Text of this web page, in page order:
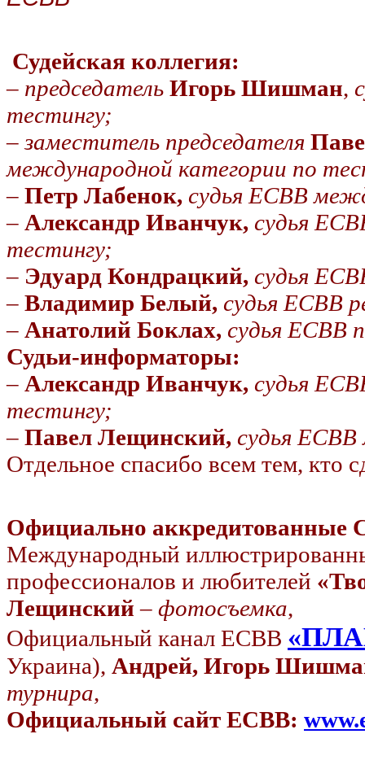
Судейская коллегия:
– председатель Игорь Шишман,
тестингу;
–заместитель председателя
международной категории по
– Петр Лабенок, судья ЕСВВ
– Александр Иванчук, судья
тестингу;
– Эдуард Кондрацкий, судья
– Владимир Белый, судья ЕСВВ
– Анатолий Боклах, судья ЕСВВ
Судьи-информаторы:
– Александр Иванчук, судья
тестингу;
– Павел Лещинский, судья ЕСВВ
Отдельное спасибо всем тем, кто
Официально
Международный
профессионалов и любителей
Лещинский – фотосъемка,
Официальный канал ЕСВВ
Украина), Андрей, Игорь
турнира,
Официальный сайт ЕСВВ: